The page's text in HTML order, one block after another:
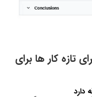
تازه کار ها برای
دارد